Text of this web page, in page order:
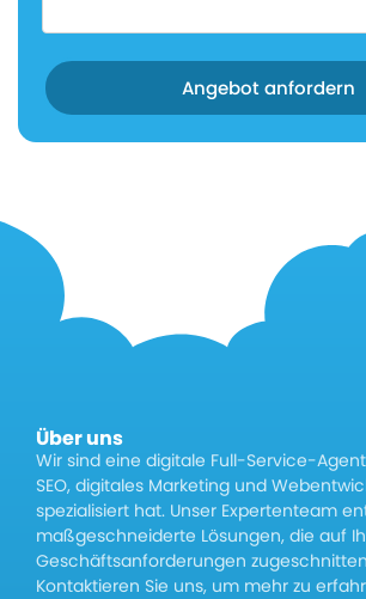
Angebot anfordern
Über uns
Wir sind eine digitale Full-Service-
SEO, digitales Marketing und
spezialisiert hat. Unser Expertenteam
maßgeschneiderte Lösungen, die auf
Geschäftsanforderungen
Kontaktieren Sie uns, um mehr zu